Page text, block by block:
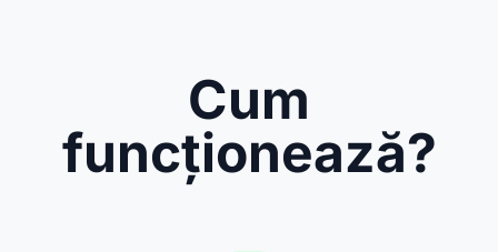
Cum
funcționează?